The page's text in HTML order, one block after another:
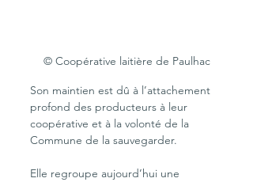
© Coopérative laitière de Paulhac
Son maintien est dû à l’attachement
profond des producteurs à leur
coopérative et à la volonté de la
Commune de la sauvegarder.
Elle regroupe aujourd’hui une